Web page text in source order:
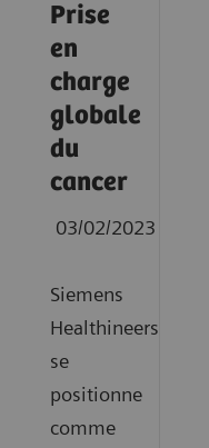
Prise
en
charge
globale
du
cancer
03/02/2023
Siemens
Healthineers
se
positionne
comme